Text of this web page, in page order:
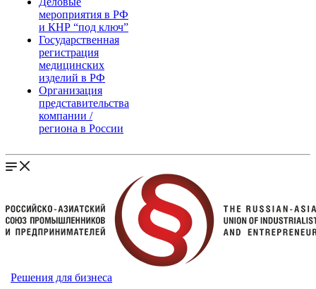
мероприятия в РФ
и КНР “под ключ”
Государственная
регистрация
медицинских
изделий в РФ
Организация
представительства
компании /
региона в России
Решения для бизнеса